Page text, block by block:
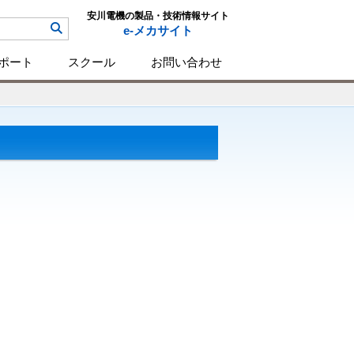
安川電機の製品・技術情報サイト
e-メカサイト
ート スクール お問い合わせ